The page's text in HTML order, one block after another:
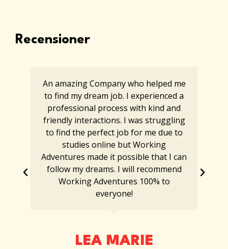
Recensioner
An amazing Company who helped me
to find my dream job. I experienced a
professional process with kind and
friendly interactions. I was struggling
to find the perfect job for me due to
studies online but Working
Adventures made it possible that I can
follow my dreams. I will recommend
Working Adventures 100% to
everyone!
LEA MARIE